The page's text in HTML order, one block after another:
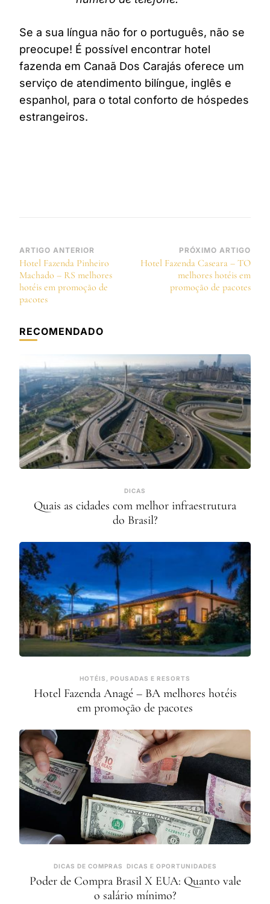
Se a sua língua não for o português, não se
preocupe! É possível encontrar hotel
fazenda em Canaã Dos Carajás oferece um
serviço de atendimento bilíngue, inglês e
espanhol, para o total conforto de hóspedes
estrangeiros.
Navegação
de
post
ARTIGO ANTERIOR
Hotel Fazenda Pinheiro
Machado – RS melhores
hotéis em promoção de
pacotes
PRÓXIMO ARTIGO
Hotel Fazenda Caseara – TO
melhores hotéis em
promoção de pacotes
RECOMENDADO
DICAS
Quais as cidades com melhor infraestrutura
do Brasil?
HOTÉIS, POUSADAS E RESORTS
Hotel Fazenda Anagé – BA melhores hotéis
em promoção de pacotes
DICAS DE COMPRAS DICAS E OPORTUNIDADES
Poder de Compra Brasil X EUA: Quanto vale
o salário mínimo?